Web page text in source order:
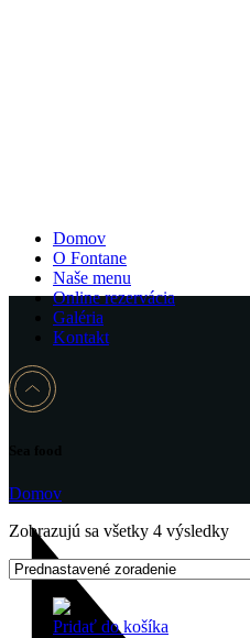
Domov
O Fontane
Naše menu
Online rezervácia
Galéria
Kontakt
Domov
Zobrazujú sa všetky 4 výsledky
Pridať do košíka